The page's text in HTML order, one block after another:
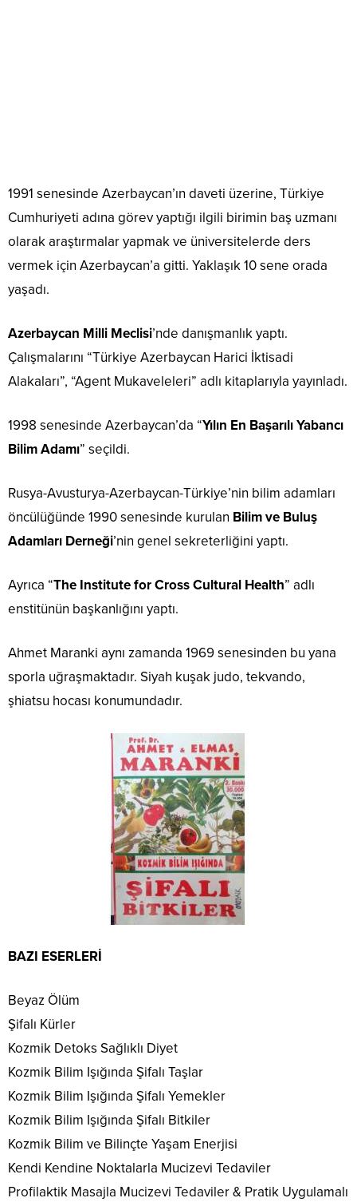
1991 senesinde Azerbaycan’ın daveti üzerine, Türkiye
Cumhuriyeti adına görev yaptığı ilgili birimin baş uzmanı
olarak araştırmalar yapmak ve üniversitelerde ders
vermek için Azerbaycan’a gitti. Yaklaşık 10 sene orada
yaşadı.
Azerbaycan Milli Meclisi’nde danışmanlık yaptı.
Çalışmalarını “Türkiye Azerbaycan Harici İktisadi
Alakaları”, “Agent Mukaveleleri” adlı kitaplarıyla yayınladı.
1998 senesinde Azerbaycan’da “Yılın En Başarılı Yabancı
Bilim Adamı” seçildi.
Rusya-Avusturya-Azerbaycan-Türkiye’nin bilim adamları
öncülüğünde 1990 senesinde kurulan Bilim ve Buluş
Adamları Derneği’nin genel sekreterliğini yaptı.
Ayrıca “The Institute for Cross Cultural Health” adlı
enstitünün başkanlığını yaptı.
Ahmet Maranki aynı zamanda 1969 senesinden bu yana
sporla uğraşmaktadır. Siyah kuşak judo, tekvando,
şhiatsu hocası konumundadır.
BAZI ESERLERİ
Beyaz Ölüm
Şifalı Kürler
Kozmik Detoks Sağlıklı Diyet
Kozmik Bilim Işığında Şifalı Taşlar
Kozmik Bilim Işığında Şifalı Yemekler
Kozmik Bilim Işığında Şifalı Bitkiler
Kozmik Bilim ve Bilinçte Yaşam Enerjisi
Kendi Kendine Noktalarla Mucizevi Tedaviler
Profilaktik Masajla Mucizevi Tedaviler & Pratik Uygulamalı